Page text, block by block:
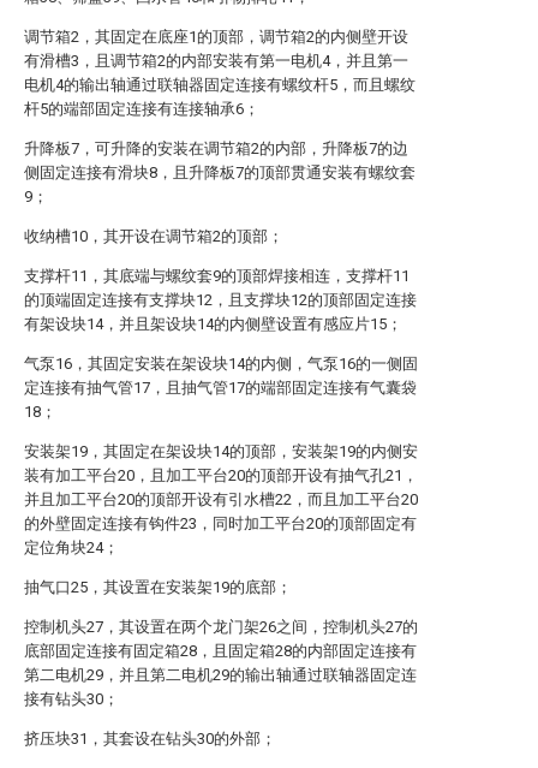
调节箱2，其固定在底座1的顶部，调节箱2的内侧壁开设
有滑槽3，且调节箱2的内部安装有第一电机4，并且第一
电机4的输出轴通过联轴器固定连接有螺纹杆5，而且螺纹
杆5的端部固定连接有连接轴承6；
升降板7，可升降的安装在调节箱2的内部，升降板7的边
侧固定连接有滑块8，且升降板7的顶部贯通安装有螺纹套
9；
收纳槽10，其开设在调节箱2的顶部；
支撑杆11，其底端与螺纹套9的顶部焊接相连，支撑杆11
的顶端固定连接有支撑块12，且支撑块12的顶部固定连接
有架设块14，并且架设块14的内侧壁设置有感应片15；
气泵16，其固定安装在架设块14的内侧，气泵16的一侧固
定连接有抽气管17，且抽气管17的端部固定连接有气囊袋
18；
安装架19，其固定在架设块14的顶部，安装架19的内侧安
装有加工平台20，且加工平台20的顶部开设有抽气孔21，
并且加工平台20的顶部开设有引水槽22，而且加工平台20
的外壁固定连接有钩件23，同时加工平台20的顶部固定有
定位角块24；
抽气口25，其设置在安装架19的底部；
控制机头27，其设置在两个龙门架26之间，控制机头27的
底部固定连接有固定箱28，且固定箱28的内部固定连接有
第二电机29，并且第二电机29的输出轴通过联轴器固定连
接有钻头30；
挤压块31，其套设在钻头30的外部；